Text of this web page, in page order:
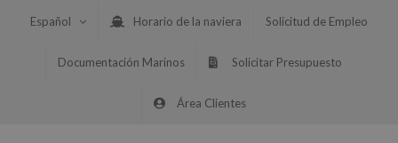
Español Horario de la naviera Solicitud de Empleo
Documentación Marinos Solicitar Presupuesto
Área Clientes